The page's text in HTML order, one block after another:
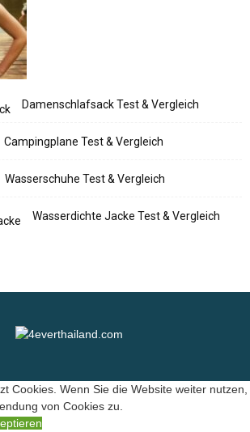
Damenschlafsack Test & Vergleich
Campingplane Test & Vergleich
Wasserschuhe Test & Vergleich
Wasserdichte Jacke Test & Vergleich
Cookies. Wenn Sie die Website weiter nutzen,
von Cookies zu.